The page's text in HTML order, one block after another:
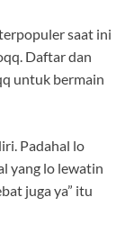
saat ini
Daftar dan
untuk bermain
Padahal lo
yang lo lewatin
juga ya” itu